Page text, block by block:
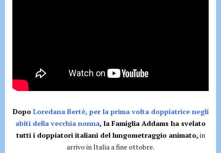
Dopo Loredana Bertè, per la prima volta doppiatrice negli
abiti della vecchia nonna, la Famiglia Addams ha svelato
tutti i doppiatori italiani del lungometraggio animato, in
arrivo in Italia a fine ottobre.